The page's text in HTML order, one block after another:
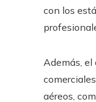
con los
Además,
aéreos,